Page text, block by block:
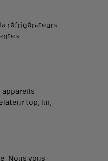
réfrigérateurs
appareils
top, lui,
Nous vous